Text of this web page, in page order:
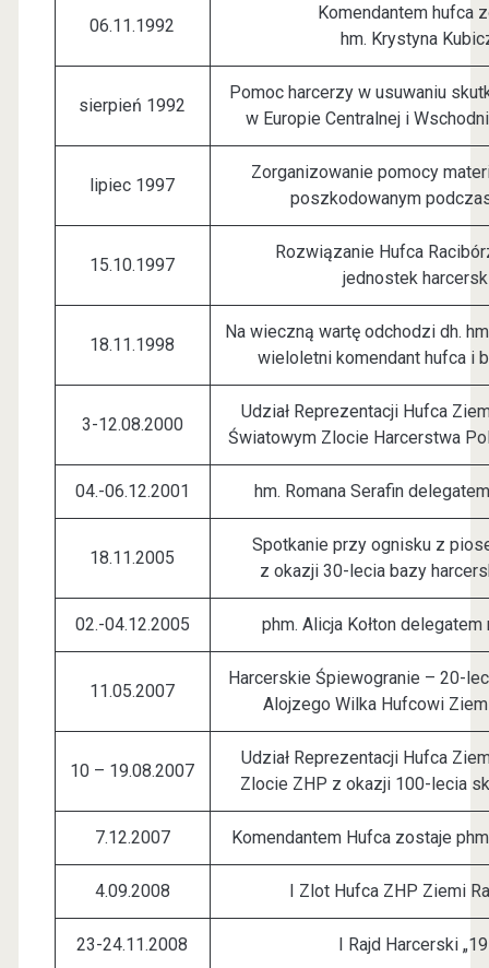
06.11.1992
Komendantem hufca
hm. Krystyna
sierpień 1992
Pomoc harcerzy w usuwaniu
w Europie Centralnej i
lipiec 1997
Zorganizowanie pomocy
poszkodowanym
15.10.1997
Rozwiązanie Hufca
jednostek
18.11.1998
Na wieczną wartę odchodzi dh.
wieloletni komendant hufca i
3-12.08.2000
Udział Reprezentacji Hufca
Światowym Zlocie Harcerstwa
04.-06.12.2001 hm. Romana Serafin
18.11.2005
Spotkanie przy ognisku z
z okazji 30-lecia bazy
02.-04.12.2005 phm. Alicja Kołton
11.05.2007
Harcerskie Śpiewogranie – 20-
Alojzego Wilka Hufcowi
10 – 19.08.2007
Udział Reprezentacji Hufca
Zlocie ZHP z okazji 100-lecia
7.12.2007 Komendantem Hufca zostaje
4.09.2008 I Zlot Hufca ZHP Ziemi
23-24.11.2008 I Rajd Harcerski